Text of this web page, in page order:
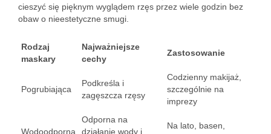
cieszyć się pięknym wyglądem rzęs przez wiele godzin bez
obaw o nieestetyczne smugi.
Rodzaj
maskary
Najważniejsze
cechy
Zastosowanie
Pogrubiająca
Podkreśla i
zagęszcza rzęsy
Codzienny makijaż,
szczególnie na
imprezy
Wodoodporna
Odporna na
działanie wody i
Na lato, basen,